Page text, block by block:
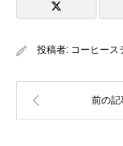
投稿者: コーヒース